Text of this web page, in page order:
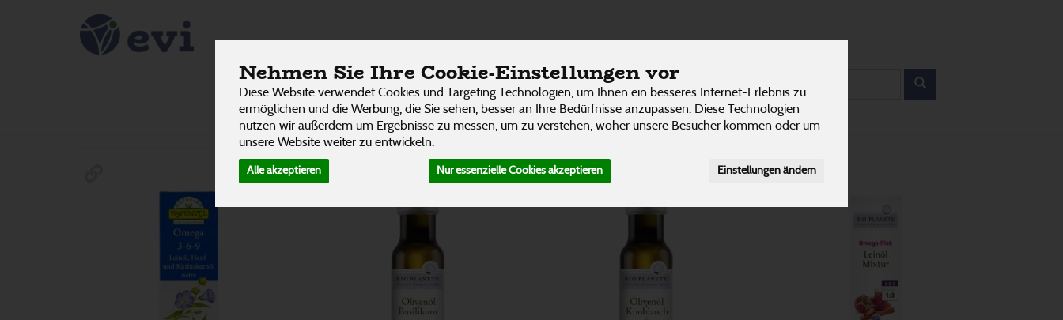
Nehmen Sie Ihre Cookie-Einstellungen vor
Diese Website verwendet Cookies und Targeting Technologien, um Ihnen ein besseres Internet-Erlebnis zu
ermöglichen und die Werbung, die Sie sehen, besser an Ihre Bedürfnisse anzupassen. Diese Technologien
nutzen wir außerdem um Ergebnisse zu messen, um zu verstehen, woher unsere Besucher kommen oder um
unsere Website weiter zu entwickeln.
Alle akzeptieren Nur essenzielle Cookies akzeptieren Einstellungen ändern
Mischungen 7 von 3242
Allergene